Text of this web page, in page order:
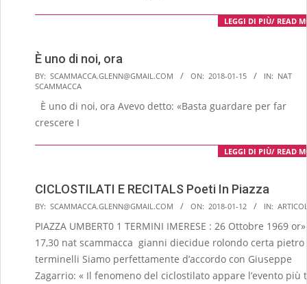
LEGGI DI PIÙ/ READ
È uno di noi, ora
2018-
01-
15
BY: SCAMMACCA.GLENN@GMAIL.COM ON: 2018-01-15 IN: NAT
SCAMMACCA
È uno di noi, ora Avevo detto: «Basta guardare per far
crescere I
LEGGI DI PIÙ/ READ
CICLOSTILATI E RECITALS Poeti In Piazza
2018-
01-
12
BY: SCAMMACCA.GLENN@GMAIL.COM ON: 2018-01-12 IN:
PIAZZA UMBERT0 1 TERMINI IMERESE : 26 Ottobre 1969 or»
17,30 nat scammacca gianni diecidue rolondo certa pietro
terminelli Siamo perfettamente d’accordo con Giuseppe
Zagarrio: « Il fenomeno del ciclostilato appare l’evento più